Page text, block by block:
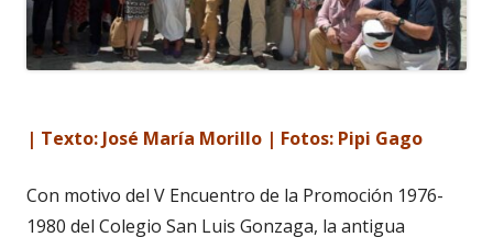
| Texto: José María Morillo | Fotos: Pipi Gago
Con motivo del V Encuentro de la Promoción 1976-
1980 del Colegio San Luis Gonzaga, la antigua